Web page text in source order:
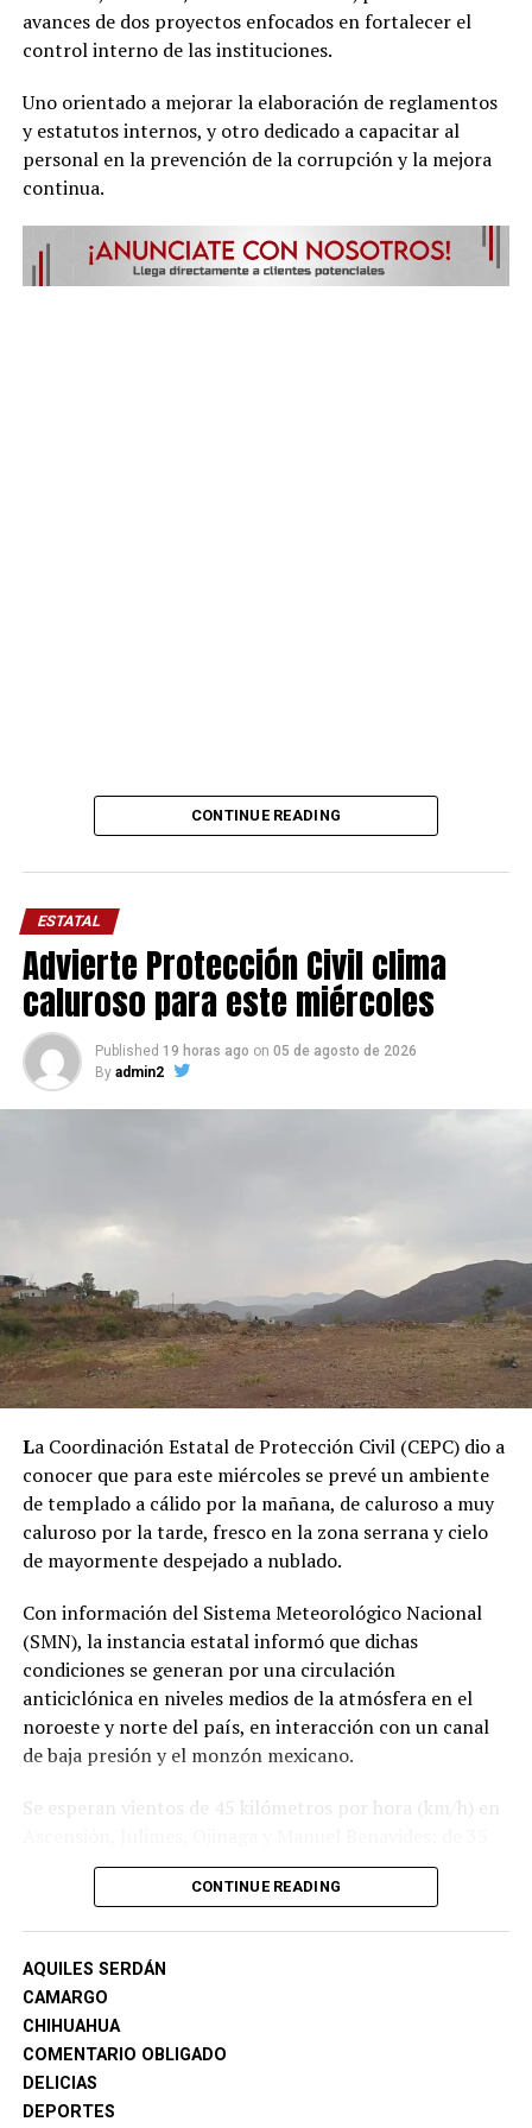
avances de dos proyectos enfocados en fortalecer el
control interno de las instituciones.
Uno orientado a mejorar la elaboración de reglamentos
y estatutos internos, y otro dedicado a capacitar al
personal en la prevención de la corrupción y la mejora
continua.
CONTINUE READING
ESTATAL
Advierte Protección Civil clima
caluroso para este miércoles
Published 19 horas ago on 05 de agosto de 2026
By admin2
La Coordinación Estatal de Protección Civil (CEPC) dio a
conocer que para este miércoles se prevé un ambiente
de templado a cálido por la mañana, de caluroso a muy
caluroso por la tarde, fresco en la zona serrana y cielo
de mayormente despejado a nublado.
Con información del Sistema Meteorológico Nacional
(SMN), la instancia estatal informó que dichas
condiciones se generan por una circulación
anticiclónica en niveles medios de la atmósfera en el
noroeste y norte del país, en interacción con un canal
de baja presión y el monzón mexicano.
Se esperan vientos de 45 kilómetros por hora (km/h) en
km/h en Juárez, Guadalupe, Janos, Casas Grandes, Nuevo
Casas Grandes, Galeana, Aldama, Rosales, Meoqui,
Conchos, Camargo, La Cruz y Coyame.
Se pronostican lluvias de moderadas a puntualmente
fuertes en Moris, Ocampo, Uruachi, Maguarichi,
Bocoyna, Chínipas, Guazapares, Urique, Batopilas,
Morelos, Guadalupe y Calvo, Guachochi y Balleza.
CONTINUE READING
AQUILES SERDÁN
CAMARGO
CHIHUAHUA
COMENTARIO OBLIGADO
DELICIAS
DEPORTES